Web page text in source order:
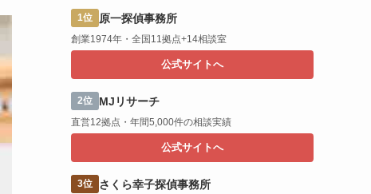
1位 原一探偵事務所
創業1974年・全国11拠点+14相談室
公式サイトへ
2位 MJリサーチ
直営12拠点・年間5,000件の相談実績
公式サイトへ
3位 さくら幸子探偵事務所